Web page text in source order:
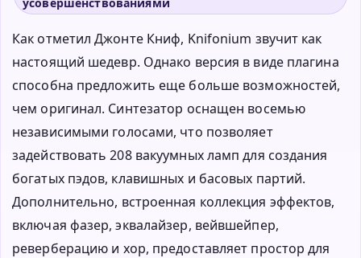
Как отметил Джонте Книф, Knifonium звучит как
настоящий шедевр. Однако версия в виде плагина
способна предложить еще больше возможностей,
чем оригинал. Синтезатор оснащен восемью
независимыми голосами, что позволяет
задействовать 208 вакуумных ламп для создания
богатых пэдов, клавишных и басовых партий.
Дополнительно, встроенная коллекция эффектов,
включая фазер, эквалайзер, вейвшейпер,
реверберацию и хор, предоставляет простор для